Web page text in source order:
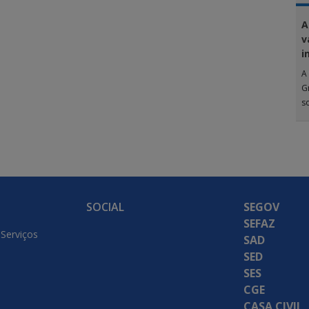
A
SOCIAL
SEGOV
SEFAZ
SAD
SED
SES
CGE